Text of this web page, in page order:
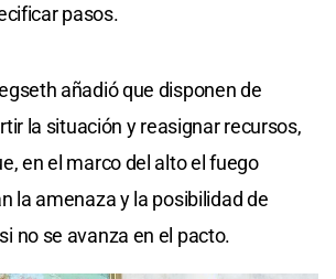
pasos.
añadió que disponen de
la situación y reasignar recursos,
en el marco del alto el fuego
la amenaza y la posibilidad de
no se avanza en el pacto.